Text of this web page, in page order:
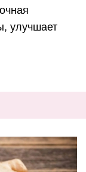
улучшает